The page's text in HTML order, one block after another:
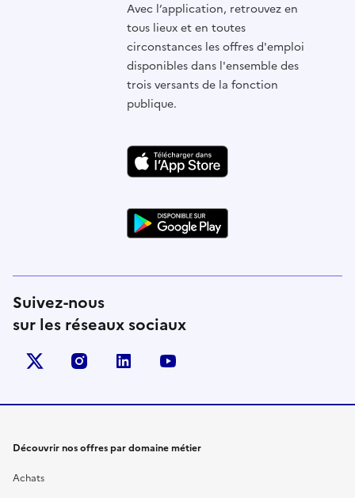
Avec l’application, retrouvez en
tous lieux et en toutes
circonstances les offres d'emploi
disponibles dans l'ensemble des
trois versants de la fonction
publique.
Suivez-nous
sur les réseaux sociaux
X (anciennement Twitter)
instagramlinkedin
Découvrir nos offres par domaine métier
Achats